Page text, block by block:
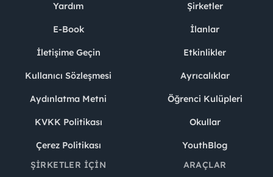
Yardım
E-Book
İletişime Geçin
Kullanıcı Sözleşmesi
Aydınlatma Metni
KVKK Politikası
Çerez Politikası
Şirketler
İlanlar
Etkinlikler
Ayrıcalıklar
Öğrenci Kulüpleri
Okullar
YouthBlog
ŞIRKETLER İÇIN
ARAÇLAR